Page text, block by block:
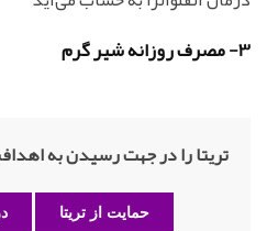
3- مصرف روزانه شیر گرم
تریتا را در جهت رسیدن به
حمایت از تریتا